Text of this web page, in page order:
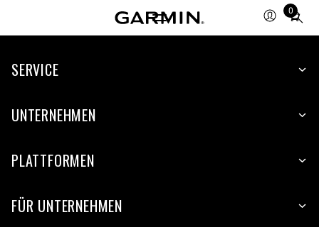
0
Total
SERVICE
UNTERNEHMEN
PLATTFORMEN
FÜR UNTERNEHMEN